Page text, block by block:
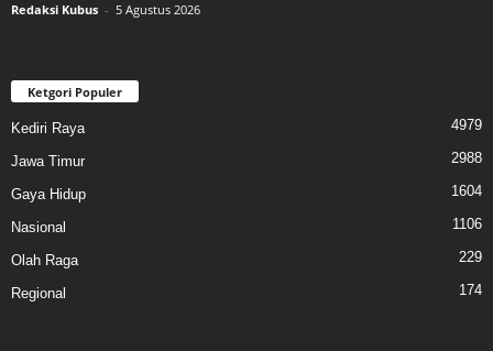
Redaksi Kubus - 5 Agustus 2026
Ketgori Populer
Kediri Raya 4979
Jawa Timur 2988
Gaya Hidup 1604
Nasional 1106
Olah Raga 229
Regional 174